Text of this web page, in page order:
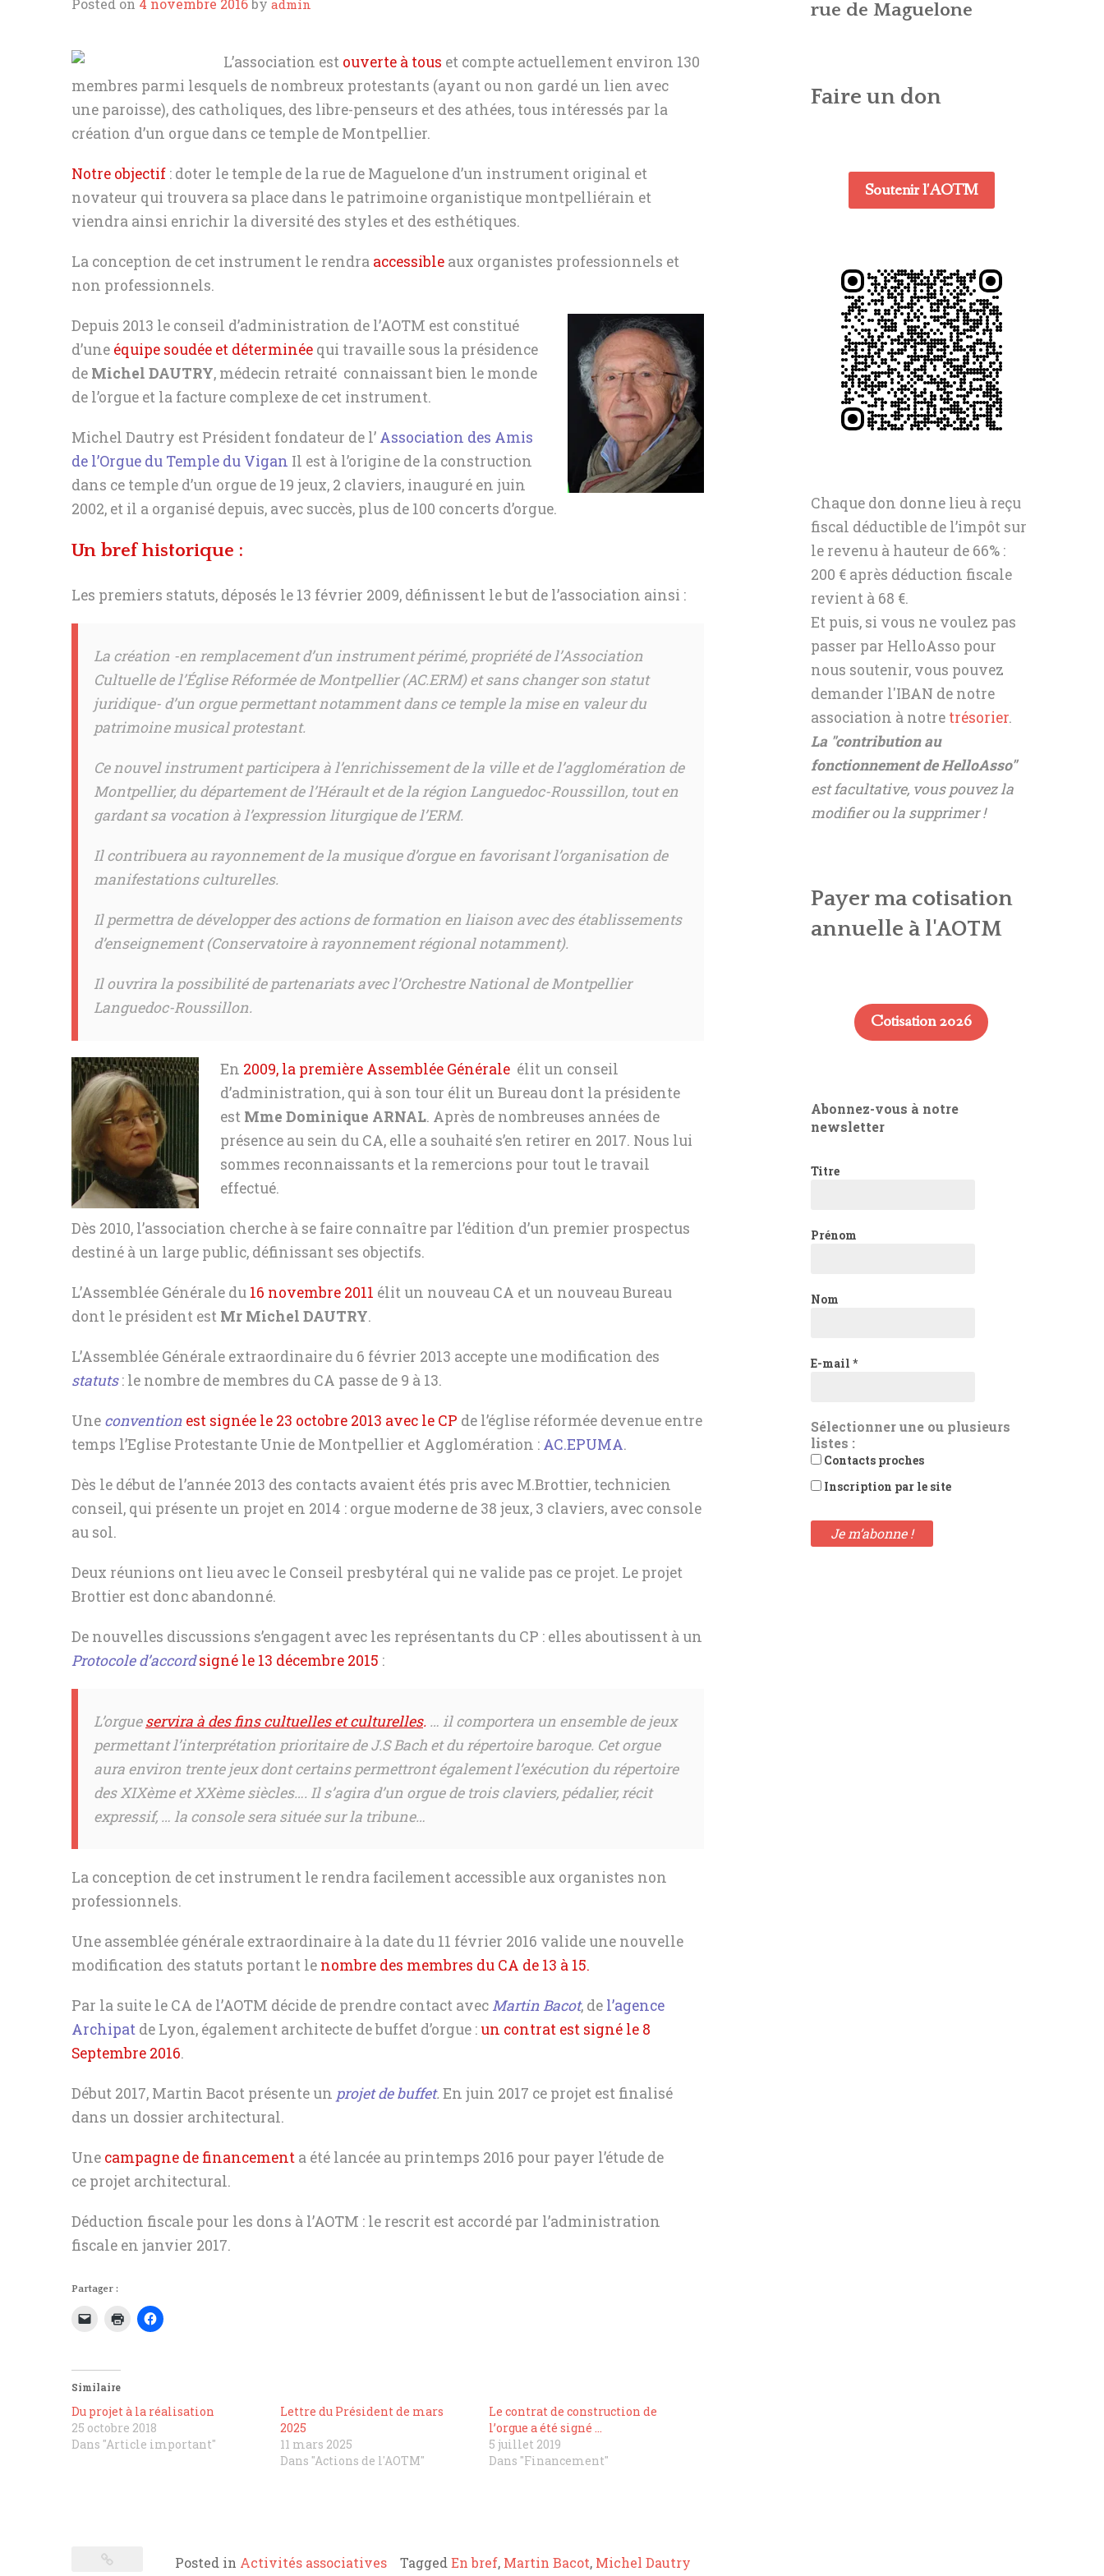
LA CONVENTION
LE PROTOCOLE D’ACCORD
POLITIQUE DE CONFIDENTIALITÉ
Posted on 4 novembre 2016by admin
L’association est ouverte à tous et compte actuellement environ 130
membres parmi lesquels de nombreux protestants (ayant ou non gardé un lien avec
une paroisse), des catholiques, des libre-penseurs et des athées, tous intéressés par la
création d’un orgue dans ce temple de Montpellier.
Notre objectif : doter le temple de la rue de Maguelone d’un instrument original et
novateur qui trouvera sa place dans le patrimoine organistique montpelliérain et
viendra ainsi enrichir la diversité des styles et des esthétiques.
La conception de cet instrument le rendra accessible aux organistes professionnels et
non professionnels.
Depuis 2013 le conseil d’administration de l’AOTM est constitué
d’une équipe soudée et déterminée qui travaille sous la présidence
de Michel DAUTRY, médecin retraité connaissant bien le monde
de l’orgue et la facture complexe de cet instrument.
Michel Dautry est Président fondateur de l’ Association des Amis
de l’Orgue du Temple du Vigan Il est à l’origine de la construction
dans ce temple d’un orgue de 19 jeux, 2 claviers, inauguré en juin
2002, et il a organisé depuis, avec succès, plus de 100 concerts d’orgue.
Un bref historique :
Les premiers statuts, déposés le 13 février 2009, définissent le but de l’association ainsi :
La création -en remplacement d’un instrument périmé, propriété de l’Association
Cultuelle de l’Église Réformée de Montpellier (AC.ERM) et sans changer son statut
juridique- d’un orgue permettant notamment dans ce temple la mise en valeur du
patrimoine musical protestant.
Ce nouvel instrument participera à l’enrichissement de la ville et de l’agglomération de
Montpellier, du département de l’Hérault et de la région Languedoc-Roussillon, tout en
gardant sa vocation à l’expression liturgique de l’ERM.
Il contribuera au rayonnement de la musique d’orgue en favorisant l’organisation de
manifestations culturelles.
Il permettra de développer des actions de formation en liaison avec des établissements
d’enseignement (Conservatoire à rayonnement régional notamment).
Il ouvrira la possibilité de partenariats avec l’Orchestre National de Montpellier
Languedoc-Roussillon.
En 2009, la première Assemblée Générale élit un conseil
d’administration, qui à son tour élit un Bureau dont la présidente
est Mme Dominique ARNAL. Après de nombreuses années de
présence au sein du CA, elle a souhaité s’en retirer en 2017. Nous lui
sommes reconnaissants et la remercions pour tout le travail
effectué.
Dès 2010, l’association cherche à se faire connaître par l’édition d’un premier prospectus
destiné à un large public, définissant ses objectifs.
L’Assemblée Générale du 16 novembre 2011 élit un nouveau CA et un nouveau Bureau
dont le président est Mr Michel DAUTRY.
L’Assemblée Générale extraordinaire du 6 février 2013 accepte une modification des
statuts: le nombre de membres du CA passe de 9 à 13.
Une convention est signée le 23 octobre 2013 avec le CP de l’église réformée devenue entre
temps l’Eglise Protestante Unie de Montpellier et Agglomération : AC.EPUMA.
Dès le début de l’année 2013 des contacts avaient étés pris avec M.Brottier, technicien
conseil, qui présente un projet en 2014 : orgue moderne de 38 jeux, 3 claviers, avec console
au sol.
Deux réunions ont lieu avec le Conseil presbytéral qui ne valide pas ce projet. Le projet
Brottier est donc abandonné.
De nouvelles discussions s’engagent avec les représentants du CP : elles aboutissent à un
Protocole d’accord signé le 13 décembre 2015 :
L’orgueservira à des fins cultuelles et culturelles. … il comportera un ensemble de jeux
permettant l’interprétation prioritaire de J.S Bach et du répertoire baroque. Cet orgue
aura environ trente jeux dont certains permettront également l’exécution du répertoire
des XIXème et XXème siècles…. Il s’agira d’un orgue de trois claviers, pédalier, récit
expressif, … la console sera située sur la tribune…
La conception de cet instrument le rendra facilement accessible aux organistes non
professionnels.
Une assemblée générale extraordinaire à la date du 11 février 2016 valide une nouvelle
modification des statuts portant le nombre des membres du CA de 13 à 15.
Par la suite le CA de l’AOTM décide de prendre contact avec Martin Bacot, de l’agence
Archipat de Lyon, également architecte de buffet d’orgue : un contrat est signé le 8
Septembre 2016.
Début 2017, Martin Bacot présente un projet de buffet.En juin 2017 ce projet est finalisé
dans un dossier architectural.
Une campagne de financement a été lancée au printemps 2016 pour payer l’étude de
ce projet architectural.
Déduction fiscale pour les dons à l’AOTM : le rescrit est accordé par l’administration
fiscale en janvier 2017.
Partager :
Similaire
Du projet à la réalisation
25 octobre 2018
Dans "Article important"
Lettre du Président de mars
2025
11 mars 2025
Dans "Actions de l'AOTM"
Le contrat de construction de
l’orgue a été signé …
5 juillet 2019
Dans "Financement"
Posted in Activités associatives TaggedEn bref, Martin Bacot, Michel Dautry
rue de Maguelone
Faire un don
Soutenir l'AOTM
Chaque don donne lieu à reçu
fiscal déductible de l’impôt sur
le revenu à hauteur de 66% :
200 € après déduction fiscale
revient à 68 €.
Et puis, si vous ne voulez pas
passer par HelloAsso pour
nous soutenir, vous pouvez
demander l'IBAN de notre
association à notre trésorier.
La "contribution au
fonctionnement de HelloAsso"
est facultative, vous pouvez la
modifier ou la supprimer !
Payer ma cotisation
annuelle à l'AOTM
Cotisation 2026
Abonnez-vous à notre
newsletter
Titre
Prénom
Nom
E-mail *
Sélectionner une ou plusieurs
listes :
Contacts proches
Inscription par le site